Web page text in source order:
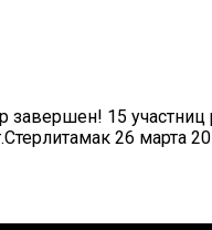
15
26 марта